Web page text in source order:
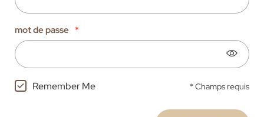
mot de passe
Remember Me * Champs requis